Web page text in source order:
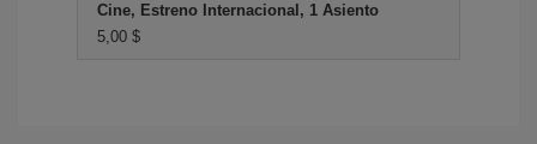
Cine, Estreno Internacional, 1 Asiento
5,00 $